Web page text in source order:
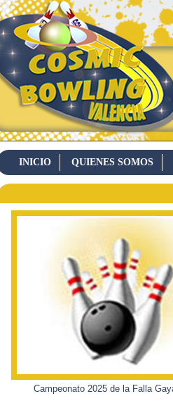
INICIO QUIENES SOMOS
CONTACTO
Campeonato 2025 de la Falla